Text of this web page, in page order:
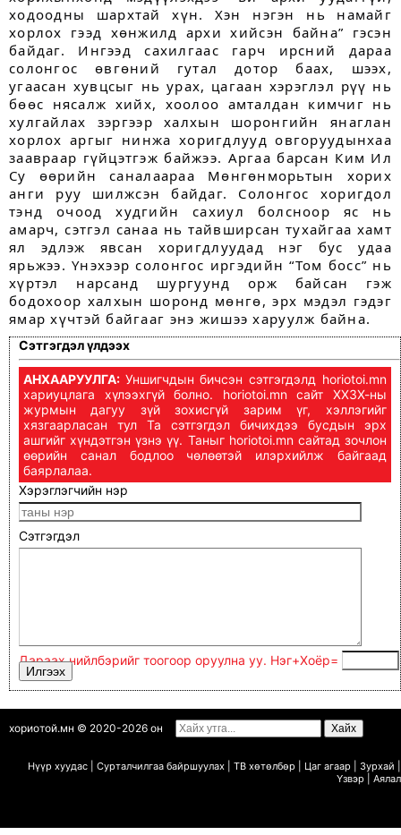
ходоодны шархтай хүн. Хэн нэгэн нь намайг
хорлох гээд хөнжилд архи хийсэн байна” гэсэн
байдаг. Ингээд сахилгаас гарч ирсний дараа
солонгос өвгөний гутал дотор баах, шээх,
угаасан хувцсыг нь урах, цагаан хэрэглэл рүү нь
бөөс нясалж хийх, хоолоо амталдан кимчиг нь
хулгайлах зэргээр халхын шоронгийн янаглан
хорлох аргыг нинжа хоригдлууд овгоруудынхаа
заавраар гүйцэтгэж байжээ. Аргаа барсан Ким Ил
Су өөрийн саналаараа Мөнгөнморьтын хорих
анги руу шилжсэн байдаг. Солонгос хоригдол
тэнд очоод худгийн сахиул болсноор яс нь
амарч, сэтгэл санаа нь тайвширсан тухайгаа хамт
ял эдлэж явсан хоригдлуудад нэг бус удаа
ярьжээ. Үнэхээр солонгос иргэдийн “Том босс” нь
хүртэл нарсанд шургуунд орж байсан гэж
бодохоор халхын шоронд мөнгө, эрх мэдэл гэдэг
ямар хүчтэй байгааг энэ жишээ харуулж байна.
Сэтгэгдэл үлдээх
АНХААРУУЛГА: Уншигчдын бичсэн сэтгэгдэлд horiotoi.mn
хариуцлага хүлээхгүй болно. horiotoi.mn сайт ХХЗХ-ны
журмын дагуу зүй зохисгүй зарим үг, хэллэгийг
хязгаарласан тул Та сэтгэгдэл бичихдээ бусдын эрх
ашгийг хүндэтгэн үзнэ үү. Таныг horiotoi.mn сайтад зочлон
өөрийн санал бодлоо чөлөөтэй илэрхийлж байгаад
баярлалаа.
Хэрэглэгчийн нэр
Сэтгэгдэл
Дараах нийлбэрийг тоогоор оруулна уу. Нэг+Xoёp=
хориотой.мн © 2020-2026 он
Нүүр хуудас Сурталчилгаа байршуулах ТВ хөтөлбөр Цаг агаар Зурхай
Үзвэр Аялал